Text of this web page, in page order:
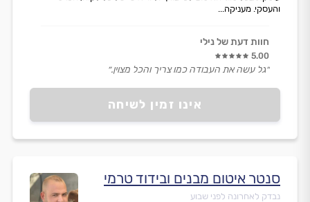
אינו זמין לשיחה
והעסקי. מעניקה...
חוות דעת של נילי
5.00
״גל עשה את העבודה כמו צריך והכל מצוין.״
סנטר איטום מבנים ובידוד טרמי
נבדק לאחרונה לפני שבוע